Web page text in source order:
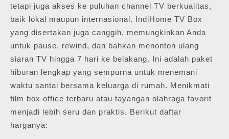
tetapi juga akses ke puluhan channel TV berkualitas,
baik lokal maupun internasional. IndiHome TV Box
yang disertakan juga canggih, memungkinkan Anda
untuk pause, rewind, dan bahkan menonton ulang
siaran TV hingga 7 hari ke belakang. Ini adalah paket
hiburan lengkap yang sempurna untuk menemani
waktu santai bersama keluarga di rumah. Menikmati
film box office terbaru atau tayangan olahraga favorit
menjadi lebih seru dan praktis. Berikut daftar
harganya: